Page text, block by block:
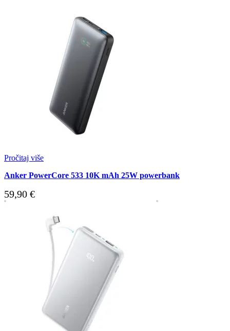
Pročitaj više
Anker PowerCore 533 10K mAh 25W powerbank
59,90 €